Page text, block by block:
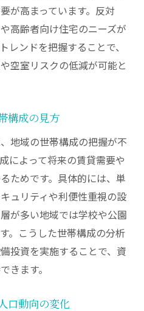
が高まっています。反対
高齢者向け住宅のニーズが
レンドを把握することで、
空室リスクの低減が可能と
構成の見方
地域の世帯構成の把握が不
によって将来の賃貸需要や
ためです。具体的には、単
ュリティや利便性重視の設
が多い地域では学校や公園
。こうした世帯構成の分析
投資を実施することで、資
きます。
口動向の変化